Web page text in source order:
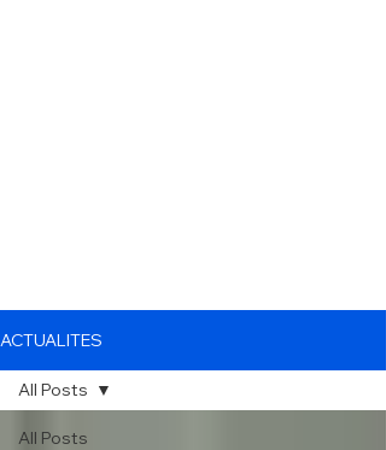
ACTUALITES
All Posts
All Posts